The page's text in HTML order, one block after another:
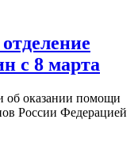
с 8 марта
об оказании помощи
России Федерацией